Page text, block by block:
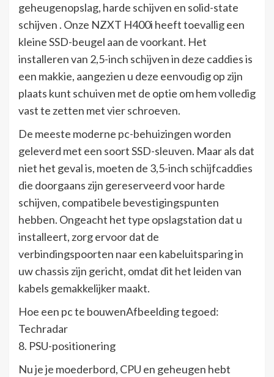
geheugenopslag, harde schijven en solid-state
schijven . Onze NZXT H400i heeft toevallig een
kleine SSD-beugel aan de voorkant. Het
installeren van 2,5-inch schijven in deze caddies is
een makkie, aangezien u deze eenvoudig op zijn
plaats kunt schuiven met de optie om hem volledig
vast te zetten met vier schroeven.
De meeste moderne pc-behuizingen worden
geleverd met een soort SSD-sleuven. Maar als dat
niet het geval is, moeten de 3,5-inch schijfcaddies
die doorgaans zijn gereserveerd voor harde
schijven, compatibele bevestigingspunten
hebben. Ongeacht het type opslagstation dat u
installeert, zorg ervoor dat de
verbindingspoorten naar een kabeluitsparing in
uw chassis zijn gericht, omdat dit het leiden van
kabels gemakkelijker maakt.
Hoe een pc te bouwenAfbeelding tegoed:
Techradar
8. PSU-positionering
Nu je je moederbord, CPU en geheugen hebt